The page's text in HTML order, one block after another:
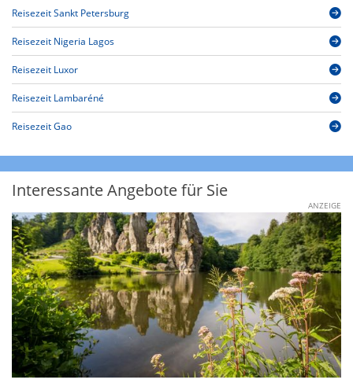
Reisezeit Sankt Petersburg
Reisezeit Nigeria Lagos
Reisezeit Luxor
Reisezeit Lambaréné
Reisezeit Gao
Interessante Angebote für Sie
ANZEIGE